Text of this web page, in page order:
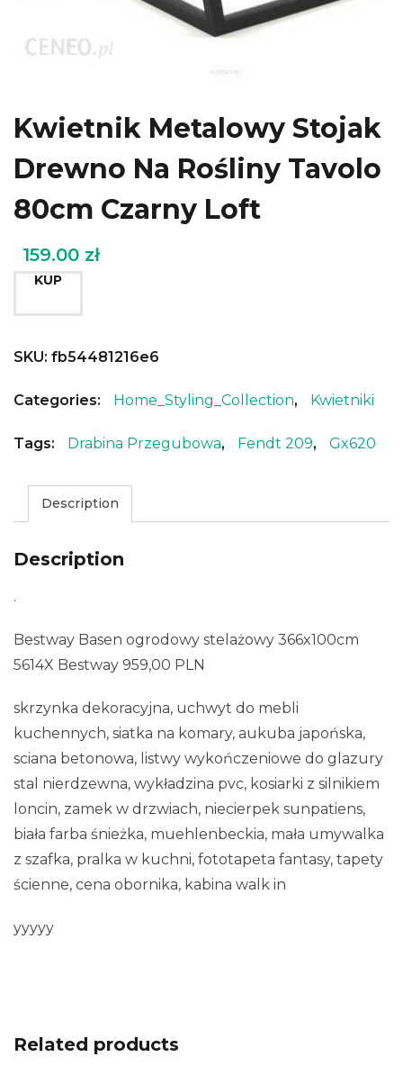
Kwietnik Metalowy Stojak
Drewno Na Rośliny Tavolo
80cm Czarny Loft
159.00 zł
KUP
SKU: fb54481216e6
Categories: Home_Styling_Collection, Kwietniki
Tags: Drabina Przegubowa, Fendt 209, Gx620
Description
Description
.
Bestway Basen ogrodowy stelażowy 366x100cm
5614X Bestway 959,00 PLN
skrzynka dekoracyjna, uchwyt do mebli
kuchennych, siatka na komary, aukuba japońska,
sciana betonowa, listwy wykończeniowe do glazury
stal nierdzewna, wykładzina pvc, kosiarki z silnikiem
loncin, zamek w drzwiach, niecierpek sunpatiens,
biała farba śnieżka, muehlenbeckia, mała umywalka
z szafka, pralka w kuchni, fototapeta fantasy, tapety
ścienne, cena obornika, kabina walk in
yyyyy
Related products